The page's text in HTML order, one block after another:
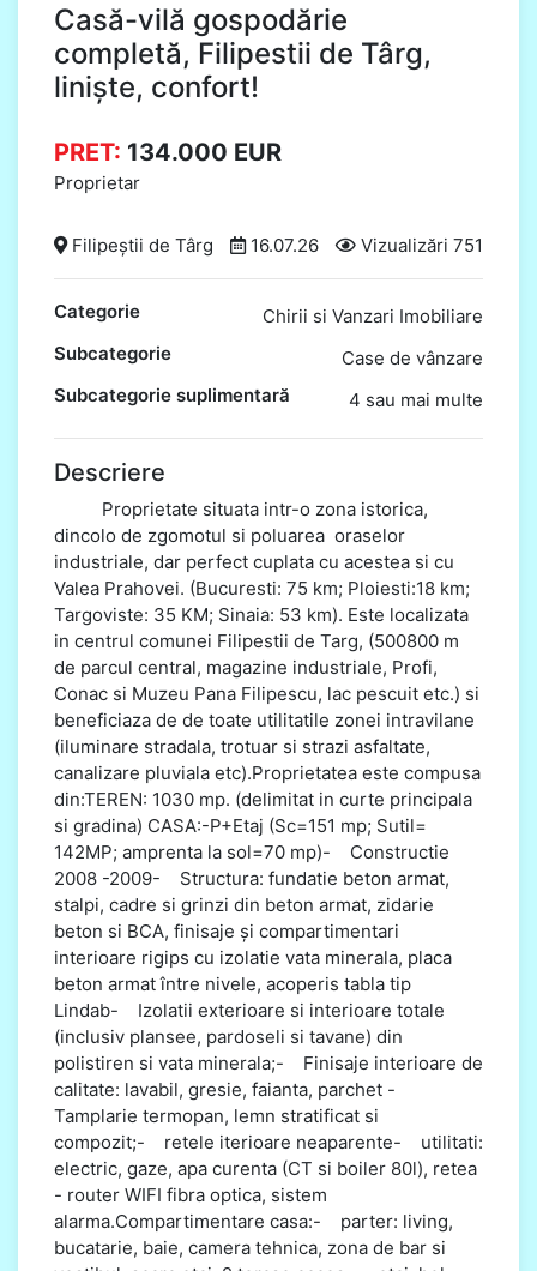
Casă-vilă gospodărie
completă, Filipestii de Târg,
liniște, confort!
PRET: 134.000 EUR
Proprietar
Filipeștii de Târg 16.07.26 Vizualizări 751
Categorie
Chirii si Vanzari Imobiliare
Subcategorie
Case de vânzare
Subcategorie suplimentară
4 sau mai multe
Descriere
Proprietate situata intr-o zona istorica,
dincolo de zgomotul si poluarea oraselor
industriale, dar perfect cuplata cu acestea si cu
Valea Prahovei. (Bucuresti: 75 km; Ploiesti:18 km;
Targoviste: 35 KM; Sinaia: 53 km). Este localizata
in centrul comunei Filipestii de Targ, (500800 m
de parcul central, magazine industriale, Profi,
Conac si Muzeu Pana Filipescu, lac pescuit etc.) si
beneficiaza de de toate utilitatile zonei intravilane
(iluminare stradala, trotuar si strazi asfaltate,
canalizare pluviala etc).Proprietatea este compusa
din:TEREN: 1030 mp. (delimitat in curte principala
si gradina) CASA:-P+Etaj (Sc=151 mp; Sutil=
142MP; amprenta la sol=70 mp)- Constructie
2008 -2009- Structura: fundatie beton armat,
stalpi, cadre si grinzi din beton armat, zidarie
beton si BCA, finisaje și compartimentari
interioare rigips cu izolatie vata minerala, placa
beton armat între nivele, acoperis tabla tip
Lindab- Izolatii exterioare si interioare totale
(inclusiv plansee, pardoseli si tavane) din
polistiren si vata minerala;- Finisaje interioare de
calitate: lavabil, gresie, faianta, parchet -
Tamplarie termopan, lemn stratificat si
compozit;- retele iterioare neaparente- utilitati:
electric, gaze, apa curenta (CT si boiler 80l), retea
- router WIFI fibra optica, sistem
alarma.Compartimentare casa:- parter: living,
bucatarie, baie, camera tehnica, zona de bar si